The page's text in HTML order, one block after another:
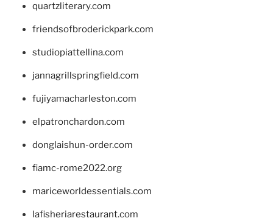
quartzliterary.com
friendsofbroderickpark.com
studiopiattellina.com
jannagrillspringfield.com
fujiyamacharleston.com
elpatronchardon.com
donglaishun-order.com
fiamc-rome2022.org
mariceworldessentials.com
lafisheriarestaurant.com